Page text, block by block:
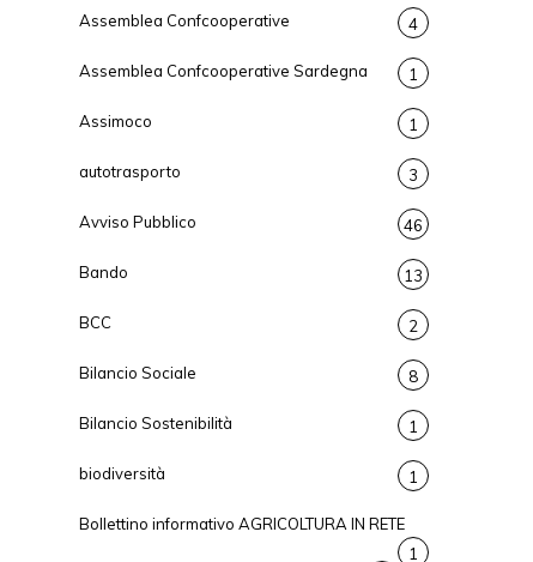
Assemblea Confcooperative 4
Assemblea Confcooperative Sardegna 1
Assimoco 1
autotrasporto 3
Avviso Pubblico 46
Bando 13
BCC 2
Bilancio Sociale 8
Bilancio Sostenibilità 1
biodiversità 1
Bollettino informativo AGRICOLTURA IN RETE
1